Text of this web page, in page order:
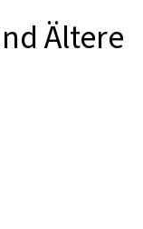
Ältere